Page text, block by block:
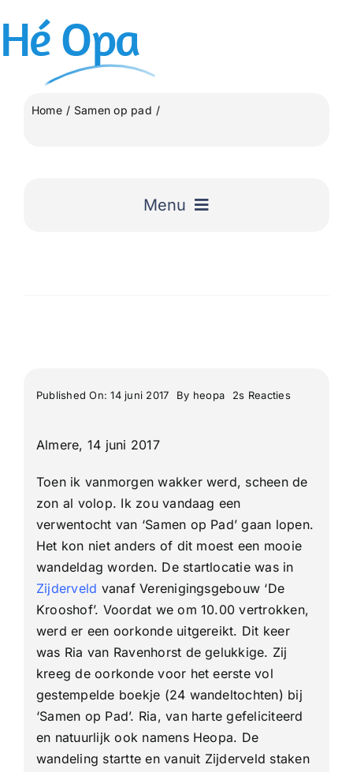
inhoud
Hé Opa
Home
Samen op pad
Menu
Recente Wandelingen
Published On: 14 juni 2017 By heopa 2s Reactieson
Almere, 14 juni 2017
Toen ik vanmorgen wakker werd, scheen de
zon al volop. Ik zou vandaag een
verwentocht van ‘Samen op Pad’ gaan lopen.
Het kon niet anders of dit moest een mooie
wandeldag worden. De startlocatie was in
Zijderveld vanaf Verenigingsgebouw ‘De
Krooshof’. Voordat we om 10.00 vertrokken,
werd er een oorkonde uitgereikt. Dit keer
was Ria van Ravenhorst de gelukkige. Zij
kreeg de oorkonde voor het eerste vol
gestempelde boekje (24 wandeltochten) bij
‘Samen op Pad’. Ria, van harte gefeliciteerd
en natuurlijk ook namens Heopa. De
wandeling startte en vanuit Zijderveld staken